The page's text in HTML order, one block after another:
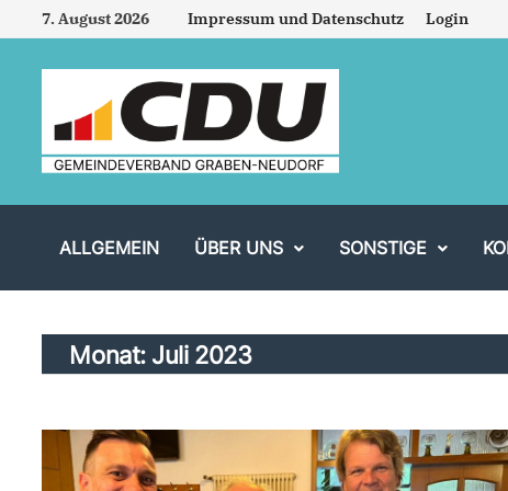
Inhalt
springen
7. August 2026 Impressum und Datenschutz Login
ALLGEMEIN ÜBER UNS SONSTIGE
Monat: Juli 2023